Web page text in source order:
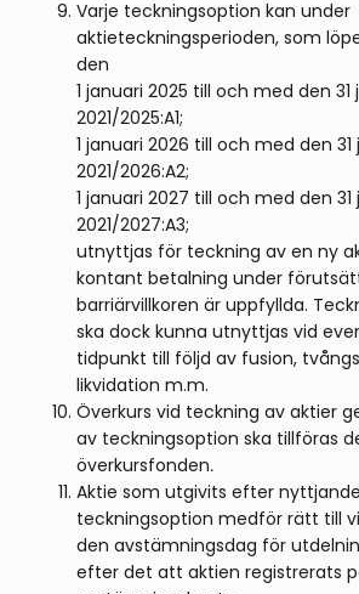
Varje teckningsoption kan under
aktieteckningsperioden, som
den
1 januari 2025 till och med den
2021/2025:A1;
1 januari 2026 till och med den
2021/2026:A2;
1 januari 2027 till och med den
2021/2027:A3;
utnyttjas för teckning av en ny
kontant betalning under
barriärvillkoren är uppfyllda.
ska dock kunna utnyttjas vid
tidpunkt till följd av fusion,
likvidation m.m.
Överkurs vid teckning av aktier
av teckningsoption ska tillföras
överkursfonden.
Aktie som utgivits efter
teckningsoption medför rätt till
den avstämningsdag för
efter det att aktien registrerats